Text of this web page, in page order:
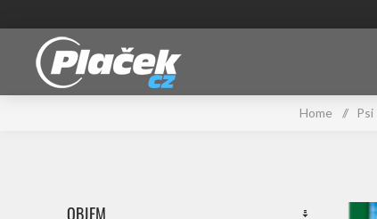
Home / Psi
OBJEM